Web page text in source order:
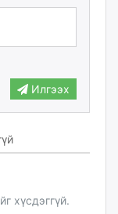
Илгээх
хүсдэггүй.